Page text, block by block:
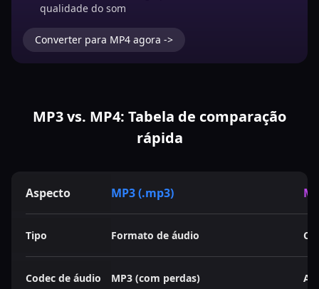
qualidade do som
Converter para MP4 agora ->
MP3 vs. MP4: Tabela de comparação
rápida
Aspecto MP3 (.mp3)
Tipo Formato de áudio
Codec de áudio MP3 (com perdas)